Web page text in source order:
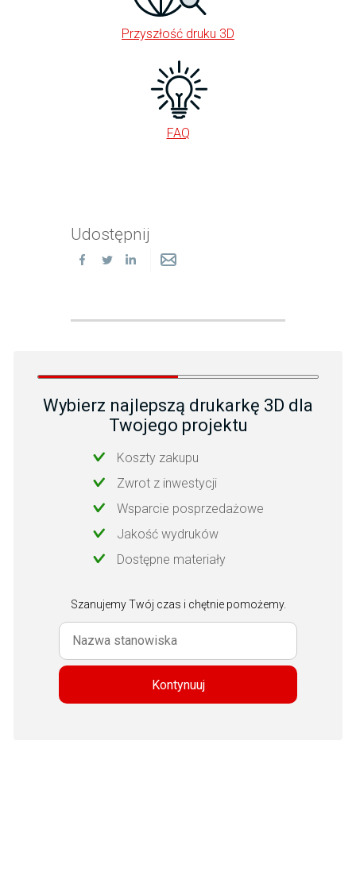
Przyszłość druku 3D
FAQ
Udostępnij
Wybierz najlepszą drukarkę 3D dla
Twojego projektu
Koszty zakupu
Zwrot z inwestycji
Wsparcie posprzedażowe
Jakość wydruków
Dostępne materiały
Szanujemy Twój czas i chętnie pomożemy.
Kontynuuj